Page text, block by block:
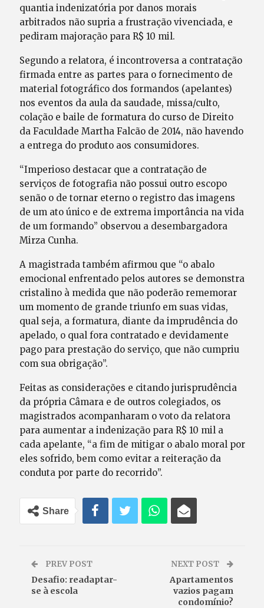
quantia indenizatória por danos morais
arbitrados não supria a frustração vivenciada, e
pediram majoração para R$ 10 mil.
Segundo a relatora, é incontroversa a contratação
firmada entre as partes para o fornecimento de
material fotográfico dos formandos (apelantes)
nos eventos da aula da saudade, missa/culto,
colação e baile de formatura do curso de Direito
da Faculdade Martha Falcão de 2014, não havendo
a entrega do produto aos consumidores.
“Imperioso destacar que a contratação de
serviços de fotografia não possui outro escopo
senão o de tornar eterno o registro das imagens
de um ato único e de extrema importância na vida
de um formando” observou a desembargadora
Mirza Cunha.
A magistrada também afirmou que “o abalo
emocional enfrentado pelos autores se demonstra
cristalino à medida que não poderão rememorar
um momento de grande triunfo em suas vidas,
qual seja, a formatura, diante da imprudência do
apelado, o qual fora contratado e devidamente
pago para prestação do serviço, que não cumpriu
com sua obrigação”.
Feitas as considerações e citando jurisprudência
da própria Câmara e de outros colegiados, os
magistrados acompanharam o voto da relatora
para aumentar a indenização para R$ 10 mil a
cada apelante, “a fim de mitigar o abalo moral por
eles sofrido, bem como evitar a reiteração da
conduta por parte do recorrido”.
Share
PREV POST
Desafio: readaptar-
se à escola
NEXT POST
Apartamentos
vazios pagam
condomínio?